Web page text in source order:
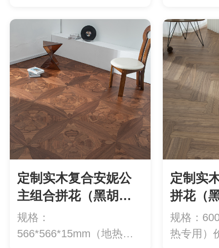
定制实木复合安妮公
主组合拼花（黑胡
桃）1大YXH33（多
层）2小YX
规格：
566*566*15mm（地热专
定制实
拼花（
YXH29
规格：
热专用）